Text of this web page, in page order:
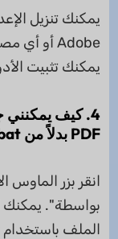
يمكنك تنزيل
يمكنك تثبيت
PDF بدلاً من Acrobat؟
انقر بزر
الملف باستخدام Reader بدلاً من Acrobat.